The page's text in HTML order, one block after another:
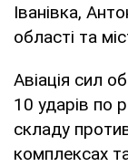
Іванівка,
області та
Авіація сил
10 ударів по
складу
комплексах